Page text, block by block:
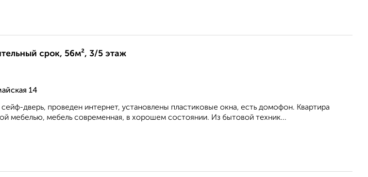
срок, 56м², 3/5 этаж
14
сейф-дверь, проведен интернет, установлены пластиковые окна, есть домофон. Квартира
мебелью, мебель современная, в хорошем состоянии. Из бытовой техник...